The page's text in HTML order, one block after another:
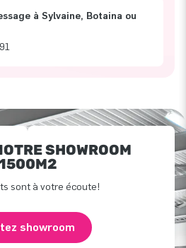
à Sylvaine, Botaina ou
SHOWROOM
sont à votre écoute!
showroom